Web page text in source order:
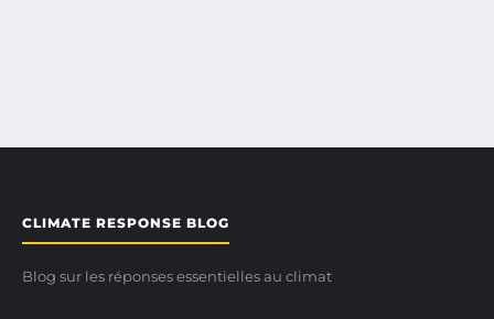
CLIMATE RESPONSE BLOG
Blog sur les réponses essentielles au climat